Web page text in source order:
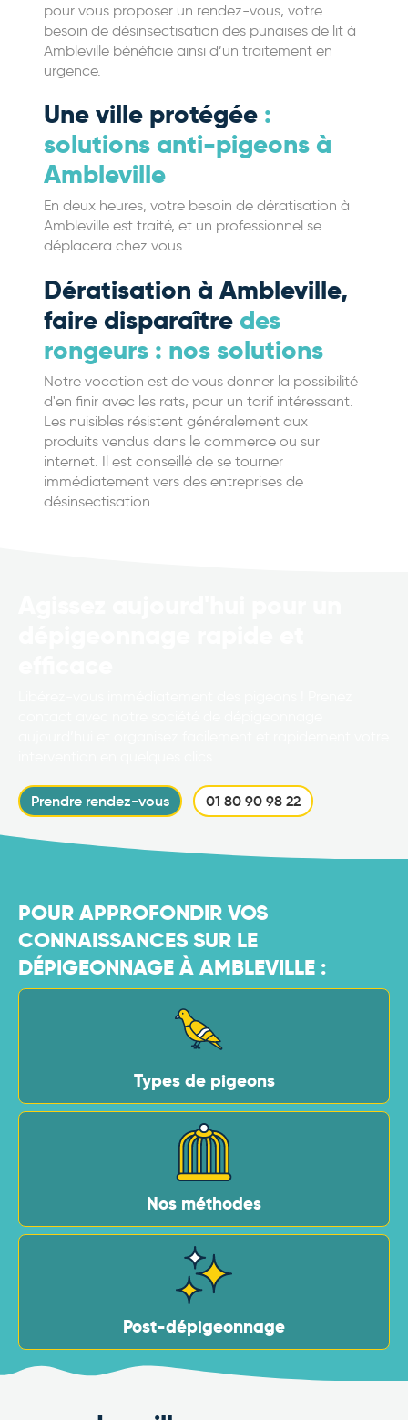
pour vous proposer un rendez-vous, votre
besoin de désinsectisation des punaises de lit à
Ambleville bénéficie ainsi d’un traitement en
urgence.
Une ville protégée :
solutions anti-pigeons à
Ambleville
En deux heures, votre besoin de dératisation à
Ambleville est traité, et un professionnel se
déplacera chez vous.
Dératisation à Ambleville,
faire disparaître des
rongeurs : nos solutions
Notre vocation est de vous donner la possibilité
d'en finir avec les rats, pour un tarif intéressant.
Les nuisibles résistent généralement aux
produits vendus dans le commerce ou sur
internet. Il est conseillé de se tourner
immédiatement vers des entreprises de
désinsectisation.
Prendre rendez-vous 01 80 90 98 22
POUR APPROFONDIR VOS
CONNAISSANCES SUR LE
DÉPIGEONNAGE À AMBLEVILLE :
Types de pigeons
Nos méthodes
Post-dépigeonnage